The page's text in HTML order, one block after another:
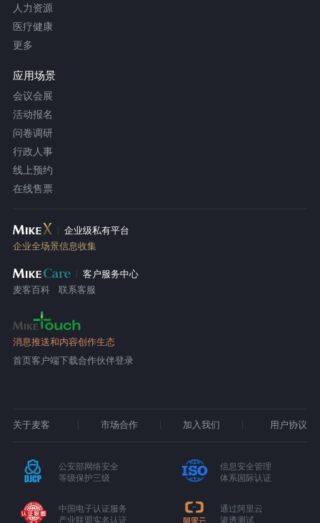
人力资源
医疗健康
更多
应用场景
会议会展
活动报名
问卷调研
行政人事
线上预约
在线售票
企业级私有平台
企业全场景信息收集
客户服务中心
麦客百科
联系客服
消息推送和内容创作生态
首页客户端下载合作伙伴登录
关于麦客 市场合作 加入我们 用户协议
公安部网络安全
等级保护三级
信息安全管理
体系国际认证
中国电子认证服务
产业联盟实名认证
通过阿里云
渗透测试